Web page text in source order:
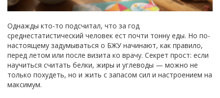
Однажды кто-то подсчитал, что за год
среднестатистический человек ест почти тонну еды. Но по-
настоящему задумываться о БЖУ начинают, как правило,
перед летом или после визита ко врачу. Секрет прост: если
научиться считать белки, жиры и углеводы — можно не
только похудеть, но и жить с запасом сил и настроением на
максимум.